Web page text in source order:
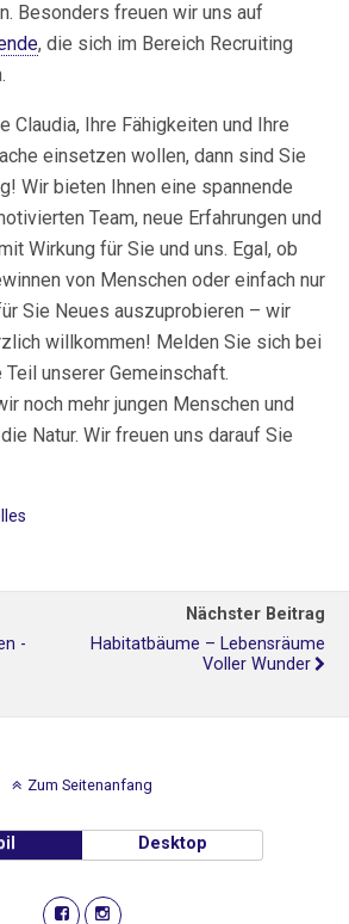
Besonders freuen wir uns auf
, die sich im Bereich Recruiting
Claudia, Ihre Fähigkeiten und Ihre
einsetzen wollen, dann sind Sie
Wir bieten Ihnen eine spannende
Team, neue Erfahrungen und
Wirkung für Sie und uns. Egal, ob
von Menschen oder einfach nur
Sie Neues auszuprobieren – wir
willkommen! Melden Sie sich bei
unserer Gemeinschaft.
noch mehr jungen Menschen und
Natur. Wir freuen uns darauf Sie
-
Nächster Beitrag
Habitatbäume – Lebensräume
Voller Wunder
Zum Seitenanfang
Desktop